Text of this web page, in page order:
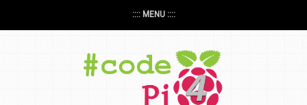
:::: MENU ::::